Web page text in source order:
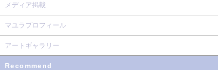
メディア掲載
マユラプロフィール
アートギャラリー
Recommend